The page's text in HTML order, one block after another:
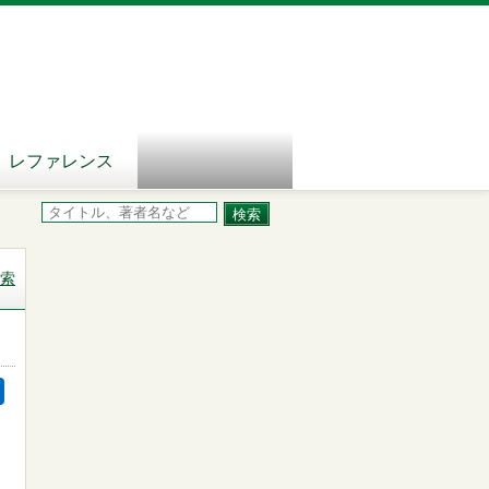
レファレンス